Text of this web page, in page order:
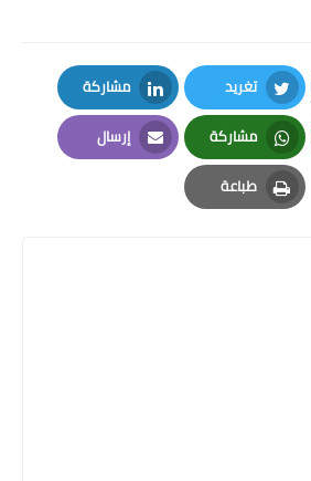
تغريد
Twitter
مشاركة
LinkedIn
مشاركة
Whatsapp
إرسال
Email
طباعة
Print